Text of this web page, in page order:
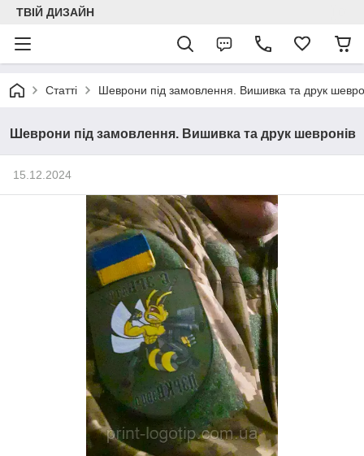
ТВІЙ ДИЗАЙН
Статті Шеврони під замовлення. Вишивка та друк
Шеврони під замовлення. Вишивка та друк шевронів
15.12.2024